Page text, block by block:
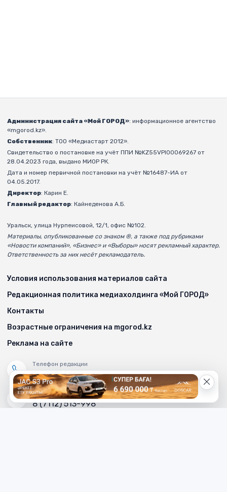
Администрация сайта «Мой ГОРОД»: информационное агентство
«mgorod.kz».
Собственник: ТОО «Медиастарт 2012».
Свидетельство о постановке на учёт ППИ №KZ55VPI00069267 от
28.04.2023 года, выдано МИОР РК.
Дата и номер первичной постановки на учёт №16487-ИА от
04.05.2017.
Директор: Карин Е.
Главный редактор: Кайнеденова А.Б.
Уральск, улица Нурпеисовой, 12/1, офис №102.
Материалы, опубликованные со знаком ®, а также под рубриками
«Новости компаний», «Бизнес» и «Выборы» носят рекламный характер.
Ответственность за них несёт рекламодатель.
Условия использования материалов сайта
Редакционная политика медиахолдинга «Мой ГОРОД»
Контакты
Возрастные ограничения на mgorod.kz
Реклама на сайте
Телефон редакции
8 (7112) 513-997
Телефон рекламной службы
8 (7112) 513-998